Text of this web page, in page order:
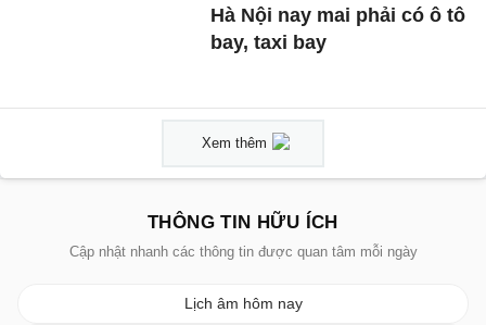
Hà Nội nay mai phải có ô tô
bay, taxi bay
Xem thêm
THÔNG TIN HỮU ÍCH
Cập nhật nhanh các thông tin được quan tâm mỗi ngày
Lịch âm hôm nay